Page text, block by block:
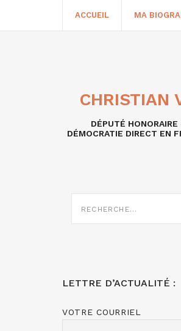
ACCUEIL MA
CHRISTIAN
DÉPUTÉ
DÉMOCRATIE DIRECT EN
SUR
LETTRE D’ACTUALITÉ :
VOTRE COURRIEL